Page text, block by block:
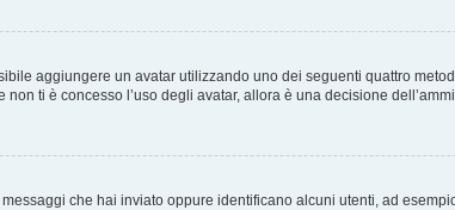
aggiungere un avatar utilizzando uno dei seguenti quattro
ti è concesso l’uso degli avatar, allora è una decisione
che hai inviato oppure identificano alcuni utenti, ad